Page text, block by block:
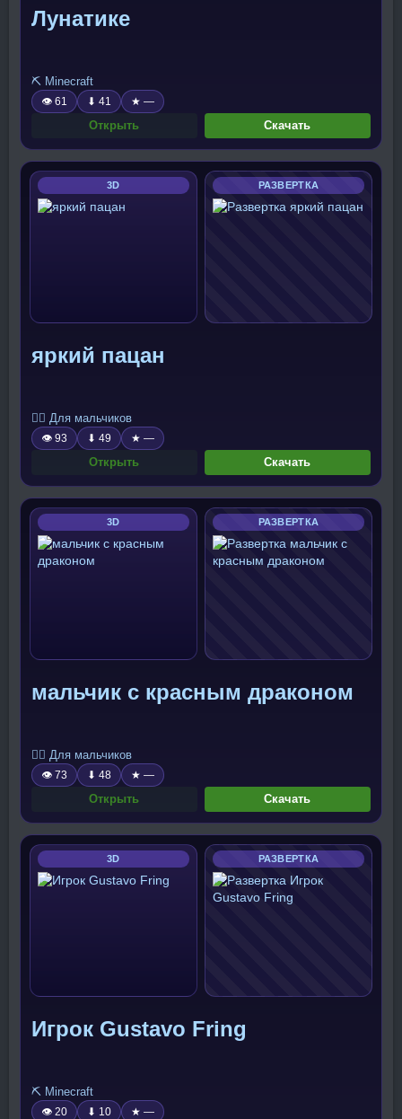
Лунатике
⛏️ Minecraft
👁 61 ⬇ 41 ★ —
Открыть Скачать
3D РАЗВЕРТКА
яркий пацан
🧍‍♂️ Для мальчиков
👁 93 ⬇ 49 ★ —
Открыть Скачать
3D РАЗВЕРТКА
мальчик с красным драконом
🧍‍♂️ Для мальчиков
👁 73 ⬇ 48 ★ —
Открыть Скачать
3D РАЗВЕРТКА
Игрок Gustavo Fring
⛏️ Minecraft
👁 20 ⬇ 10 ★ —